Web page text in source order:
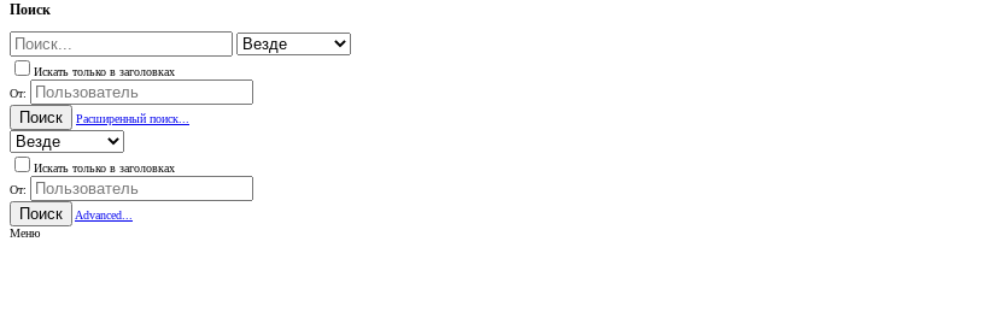
Поиск
Искать только в заголовках
От:
Поиск Расширенный поиск...
Искать только в заголовках
От:
Поиск
Advanced...
Меню